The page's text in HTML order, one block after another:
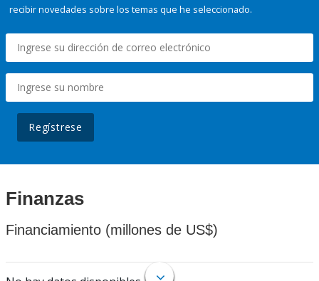
recibir novedades sobre los temas que he seleccionado.
Regístrese
Finanzas
Financiamiento (millones de US$)